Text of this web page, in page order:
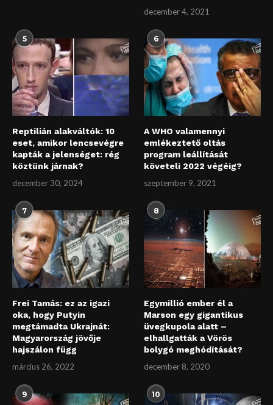
december 4, 2021
5
Reptilián alakváltók: 10
eset, amikor lencsevégre
kapták a jelenséget: rég
köztünk járnak?
december 30, 2024
6
A WHO valamennyi
emlékeztető oltás
program leállítását
követeli 2022 végéig?
szeptember 9, 2021
7
Frei Tamás: ez az igazi
oka, hogy Putyin
megtámadta Ukrajnát:
Magyarország jövője
hajszálon függ
március 26, 2022
8
Egymillió ember él a
Marson egy gigantikus
üvegkupola alatt –
elhallgatták a Vörös
bolygó meghódítását?
december 8, 2020
9 10